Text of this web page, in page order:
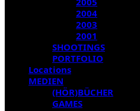
2004
2003
2001
SHOOTINGS
PORTFOLIO
Locations
MEDIEN
(HÖR)BÜCHER
GAMES